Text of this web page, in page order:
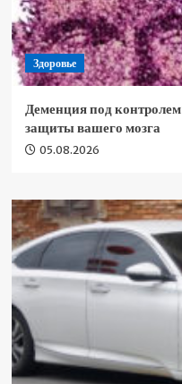
Здоровье
Деменция под
защиты вашего мозга
05.08.2026